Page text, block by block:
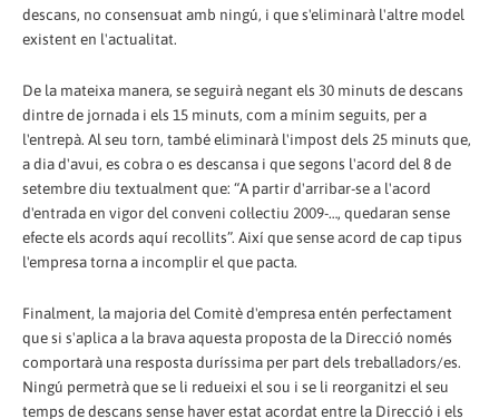
descans, no consensuat amb ningú, i que s'eliminarà l'altre model
existent en l'actualitat.
De la mateixa manera, se seguirà negant els 30 minuts de descans
dintre de jornada i els 15 minuts, com a mínim seguits, per a
l'entrepà. Al seu torn, també eliminarà l'impost dels 25 minuts que,
a dia d'avui, es cobra o es descansa i que segons l'acord del 8 de
setembre diu textualment que: “A partir d'arribar-se a l'acord
d'entrada en vigor del conveni col·lectiu 2009-…, quedaran sense
efecte els acords aquí recollits”. Així que sense acord de cap tipus
l'empresa torna a incomplir el que pacta.
Finalment, la majoria del Comitè d'empresa entén perfectament
que si s'aplica a la brava aquesta proposta de la Direcció només
comportarà una resposta duríssima per part dels treballadors/es.
Ningú permetrà que se li redueixi el sou i se li reorganitzi el seu
temps de descans sense haver estat acordat entre la Direcció i els